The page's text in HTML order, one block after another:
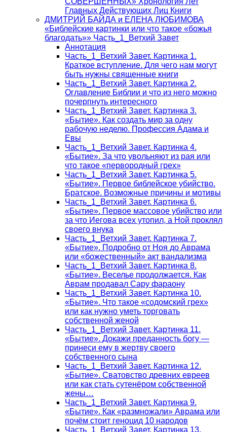
Главных Действующих Лиц Книги
ДМИТРИЙ БАЙДА и ЕЛЕНА ЛЮБИМОВА
«Библейские картинки или что такое «божья
благодать»» Часть_1_Ветхий Завет
Аннотация
Часть_1_Ветхий Завет. Картинка 1.
Краткое вступление. Для чего нам могут
быть нужны священные книги
Часть_1_Ветхий Завет. Картинка 2.
Оглавление Библии и что из него можно
почерпнуть интересного
Часть_1_Ветхий Завет. Картинка 3.
«Бытие». Как создать мир за одну
рабочую неделю. Профессия Адама и
Евы
Часть_1_Ветхий Завет. Картинка 4.
«Бытие». За что увольняют из рая или
что такое «первородный грех»
Часть_1_Ветхий Завет. Картинка 5.
«Бытие». Первое библейское убийство.
Братское. Возможные причины и мотивы
Часть_1_Ветхий Завет. Картинка 6.
«Бытие». Первое массовое убийство или
за что Иегова всех утопил, а Ной проклял
своего внука
Часть_1_Ветхий Завет. Картинка 7.
«Бытие». Подробно от Ноя до Аврама
или «божественный» акт вандализма
Часть_1_Ветхий Завет. Картинка 8.
«Бытие». Веселье продолжается. Как
Аврам продавал Сару фараону
Часть_1_Ветхий Завет. Картинка 10.
«Бытие». Что такое «содомский грех»
или как нужно уметь торговать
собственной женой
Часть_1_Ветхий Завет. Картинка 11.
«Бытие». Докажи преданность богу —
принеси ему в жертву своего
собственного сына
Часть_1_Ветхий Завет. Картинка 12.
«Бытие». Сватовство древних евреев
или как стать сутенёром собственной
жены…
Часть_1_Ветхий Завет. Картинка 9.
«Бытие». Как «размножали» Аврама или
почём стоит геноцид 10 народов
Часть_1_Ветхий Завет. Картинка 13.